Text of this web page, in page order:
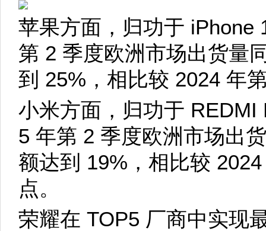
苹果方面，归功于 iPhone
第 2 季度欧洲市场出货量
到 25%，相比较 2024 年
小米方面，归功于
5 年第 2 季度欧洲市场出
额达到 19%，相比较
点。
荣耀在 TOP5 厂商中实现